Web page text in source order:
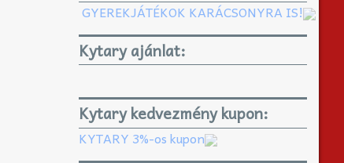
GYEREKJÁTÉKOK KARÁCSONYRA IS!
Kytary ajánlat:
Kytary kedvezmény kupon:
KYTARY 3%-os kupon